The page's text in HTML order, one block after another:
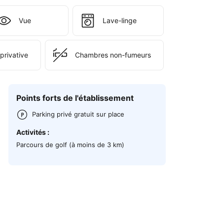
Vue Lave-linge
Chambres non-fumeurs
Points forts de l'établissement
Parking privé gratuit sur place
Activités :
Parcours de golf (à moins de 3 km)